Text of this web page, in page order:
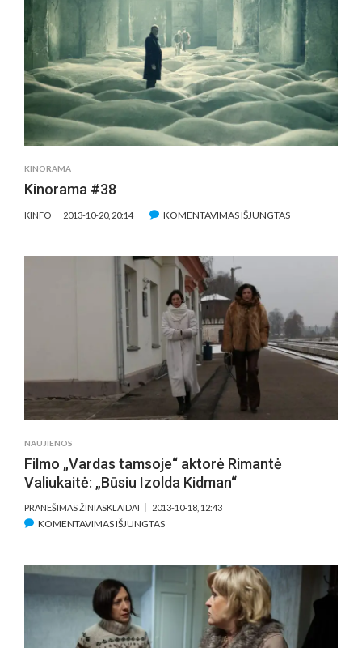
TAMSOJE“
PASIRODYMO
GEDIMINAS
STORPIRŠTIS
LYGINAMAS
SU
LEGENDINIU
ALAINU
DELONU
KINORAMA
Kinorama #38
KINFO 2013-10-20, 20:14 KOMENTAVIMAS IŠJUNGTASĮRAŠE
NAUJIENOS
Filmo „Vardas tamsoje“ aktorė Rimantė
Valiukaitė: „Būsiu Izolda Kidman“
PRANEŠIMAS ŽINIASKLAIDAI 2013-10-18, 12:43
KOMENTAVIMAS IŠJUNGTASĮRAŠE
TAMSOJE“
RIMANTĖ
VALIUKAITĖ: